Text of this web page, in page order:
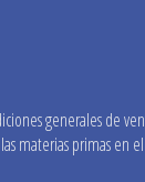
generales de
las materias primas